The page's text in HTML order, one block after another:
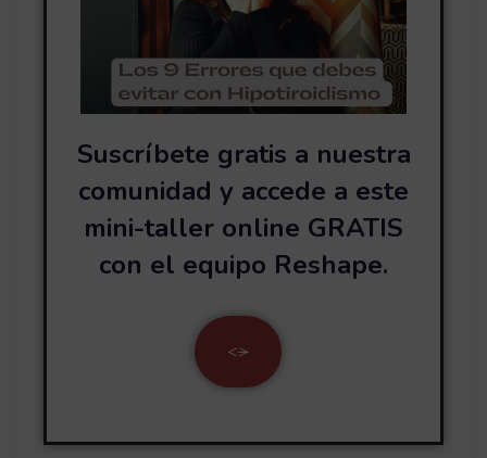
Suscríbete gratis a nuestra
comunidad y accede a este
mini-taller online GRATIS
con el equipo Reshape.
<>